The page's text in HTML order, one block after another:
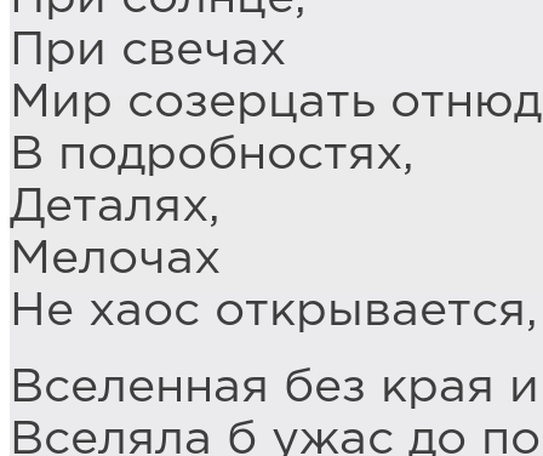
При свечах
Мир созерцать
В подробностях,
Деталях,
Мелочах
Не хаос
Вселенная без края
Вселяла б ужас до